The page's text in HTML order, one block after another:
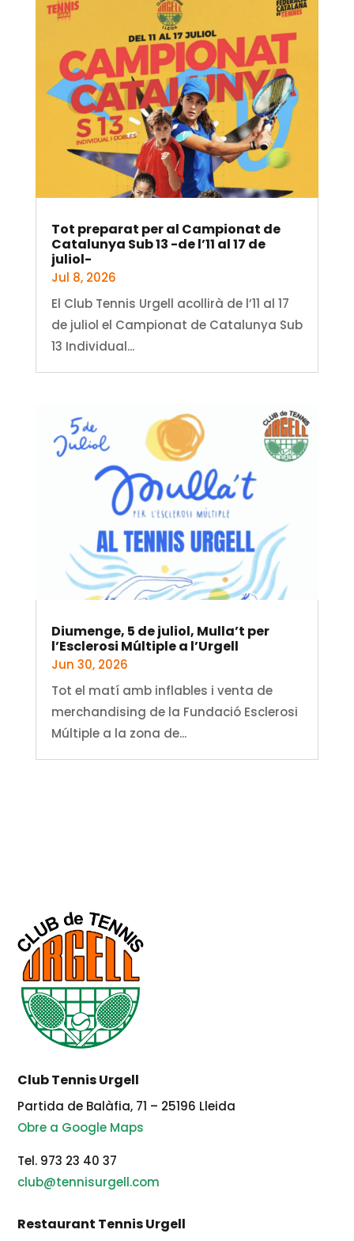
Tot preparat per al Campionat de
Catalunya Sub 13 -de l’11 al 17 de
juliol-
Jul 8, 2026
El Club Tennis Urgell acollirà de l’11 al 17
de juliol el Campionat de Catalunya Sub
13 Individual...
Diumenge, 5 de juliol, Mulla’t per
l’Esclerosi Múltiple a l’Urgell
Jun 30, 2026
Tot el matí amb inflables i venta de
merchandising de la Fundació Esclerosi
Múltiple a la zona de...
Club Tennis Urgell
Partida de Balàfia, 71 – 25196 Lleida
Obre a Google Maps
Tel. 973 23 40 37
club@tennisurgell.com
Restaurant Tennis Urgell